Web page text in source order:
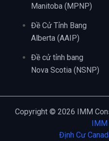
Manitoba (MPNP)
Đề Cử Tỉnh Bang
Alberta (AAIP)
Đề cử tỉnh bang
Nova Scotia (NSNP)
Copyright © 2026 IMM
IMM
Định Cư